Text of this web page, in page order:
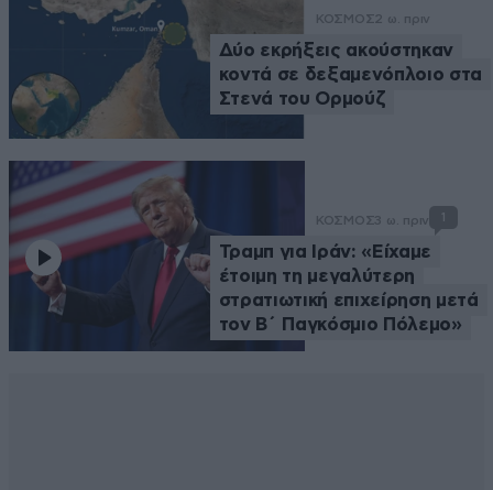
ΚΟΣΜΟΣ2 ω. πριν
Δύο εκρήξεις ακούστηκαν
κοντά σε δεξαμενόπλοιο στα
Στενά του Ορμούζ
ΚΟΣΜΟΣ3 ω. πριν 1
Τραμπ για Ιράν: «Είχαμε
έτοιμη τη μεγαλύτερη
στρατιωτική επιχείρηση μετά
τον Β΄ Παγκόσμιο Πόλεμο»